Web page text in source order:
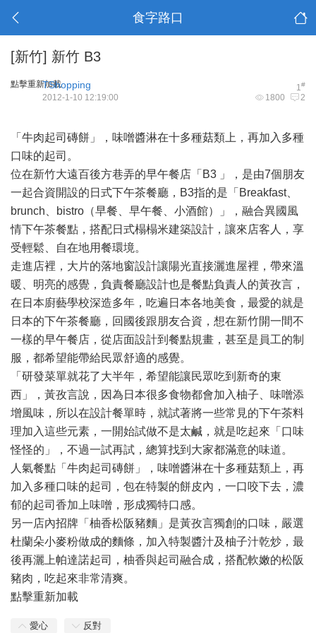
食字路口
[新竹] 新竹 B3
點擊重新加載 1#
TShopping
1800 2
2012-1-10 12:19:00
「牛肉起司磚餅」，味噌醬淋在十多種菇類上，再加入多種
口味的起司。
位在新竹大遠百後方巷弄的早午餐店「B3 」，是由7個朋友
一起合資開設的日式下午茶餐廳，B3指的是「Breakfast、
brunch、bistro（早餐、早午餐、小酒館）」，融合異國風
情下午茶餐點，搭配日式榻榻米建築設計，讓來店客人，享
受輕鬆、自在地用餐環境。
走進店裡，大片的落地窗設計讓陽光直接灑進屋裡，帶來溫
暖、明亮的感覺，負責餐廳設計也是餐點負責人的黃孜言，
在日本廚藝學校深造多年，吃遍日本各地美食，最愛的就是
日本的下午茶餐廳，回國後跟朋友合資，想在新竹開一間不
一樣的早午餐店，從店面設計到餐點規畫，甚至是員工的制
服，都希望能帶給民眾舒適的感覺。
「研發菜單就花了大半年，希望能讓民眾吃到新奇的東
西」，黃孜言說，因為日本很多食物都會加入柚子、味噌添
增風味，所以在設計餐單時，就試著將一些常見的下午茶料
理加入這些元素，一開始試做不是太鹹，就是吃起來「口味
怪怪的」，不過一試再試，總算找到大家都滿意的味道。
人氣餐點「牛肉起司磚餅」，味噌醬淋在十多種菇類上，再
加入多種口味的起司，包在特製的餅皮內，一口咬下去，濃
郁的起司香加上味噌，形成獨特口感。
另一店內招牌「柚香松阪豬麵」是黃孜言獨創的口味，嚴選
杜蘭朵小麥粉做成的麵條，加入特製醬汁及柚子汁乾炒，最
後再灑上帕達諾起司，柚香與起司融合成，搭配軟嫩的松阪
豬肉，吃起來非常清爽。
點擊重新加載
愛心 反對